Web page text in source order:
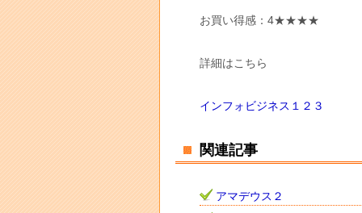
お買い得感：4★★★★
詳細はこちら
インフォビジネス１２３
関連記事
アマデウス２